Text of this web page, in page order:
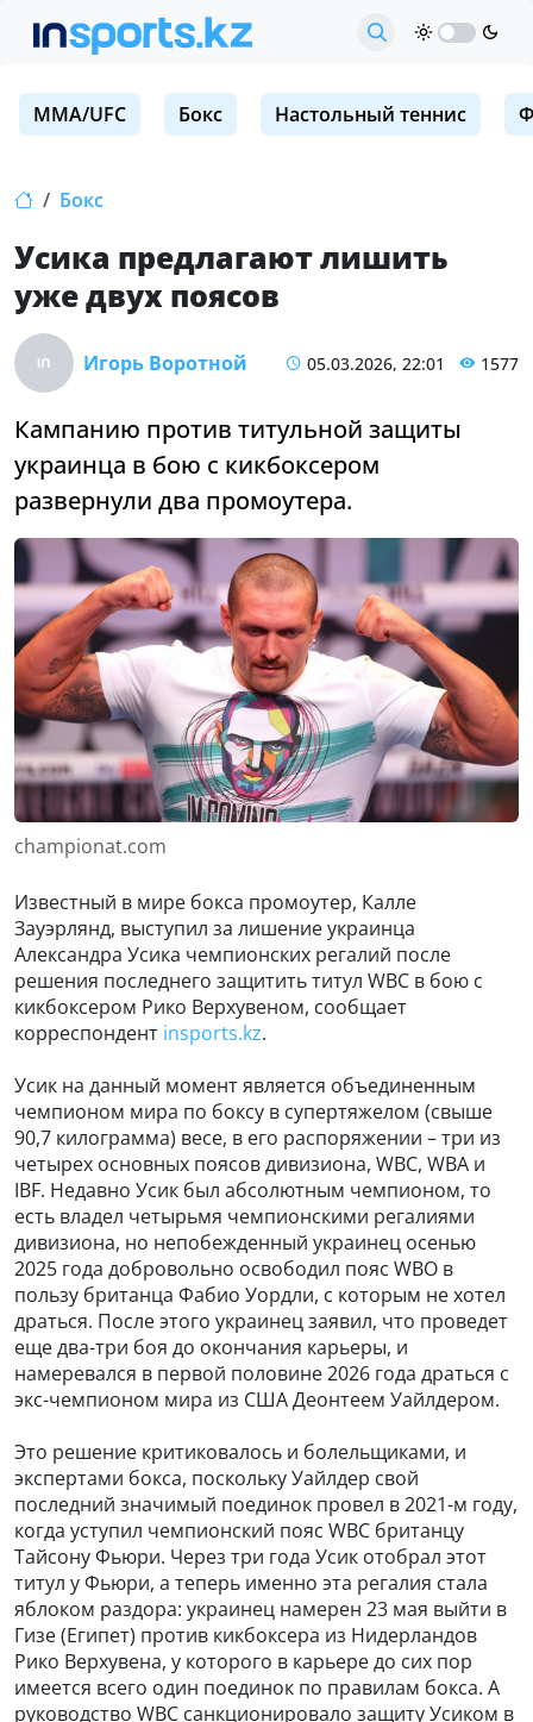
MMA/UFC Бокс Настольный теннис
Бокс
Усика предлагают лишить
уже двух поясов
Игорь Воротной 05.03.2026, 22:01 1577
Кампанию против титульной защиты
украинца в бою с кикбоксером
развернули два промоутера.
championat.com
Известный в мире бокса промоутер, Калле
Зауэрлянд, выступил за лишение украинца
Александра Усика чемпионских регалий после
решения последнего защитить титул WBC в бою с
кикбоксером Рико Верхувеном, сообщает
корреспондент insports.kz.
Усик на данный момент является объединенным
чемпионом мира по боксу в супертяжелом (свыше
90,7 килограмма) весе, в его распоряжении – три из
четырех основных поясов дивизиона, WBC, WBA и
IBF. Недавно Усик был абсолютным чемпионом, то
есть владел четырьмя чемпионскими регалиями
дивизиона, но непобежденный украинец осенью
2025 года добровольно освободил пояс WBO в
пользу британца Фабио Уордли, с которым не хотел
драться. После этого украинец заявил, что проведет
еще два-три боя до окончания карьеры, и
намеревался в первой половине 2026 года драться с
экс-чемпионом мира из США Деонтеем Уайлдером.
Это решение критиковалось и болельщиками, и
экспертами бокса, поскольку Уайлдер свой
последний значимый поединок провел в 2021-м году,
когда уступил чемпионский пояс WBC британцу
Тайсону Фьюри. Через три года Усик отобрал этот
титул у Фьюри, а теперь именно эта регалия стала
яблоком раздора: украинец намерен 23 мая выйти в
Гизе (Египет) против кикбоксера из Нидерландов
Рико Верхувена, у которого в карьере до сих пор
имеется всего один поединок по правилам бокса. А
руководство WBC санкционировало защиту Усиком в